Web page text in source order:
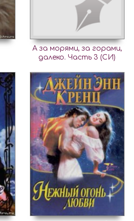
А за морями, за горами,
далеко. Часть 3 (СИ)